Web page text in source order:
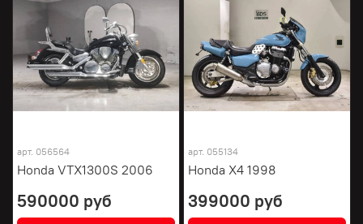
арт. 056564
Honda VTX1300S 2006
590000 руб
арт. 055134
Honda X4 1998
399000 руб